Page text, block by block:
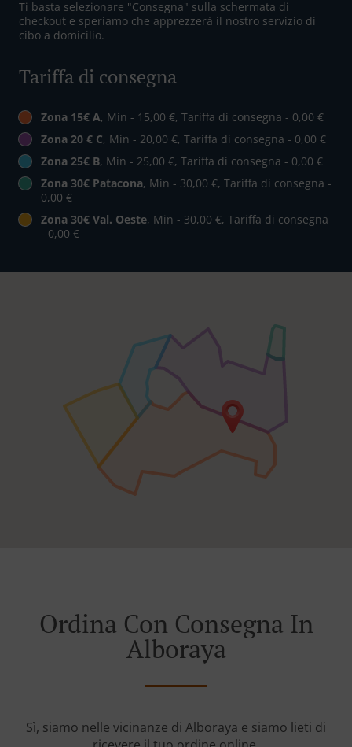
Ti basta selezionare "Consegna" sulla schermata di
checkout e speriamo che apprezzerà il nostro servizio di
cibo a domicilio.
Tariffa di consegna
Zona 15€ A, Min - 15,00 €, Tariffa di consegna - 0,00 €
Zona 20 € C, Min - 20,00 €, Tariffa di consegna - 0,00 €
Zona 25€ B, Min - 25,00 €, Tariffa di consegna - 0,00 €
Zona 30€ Patacona, Min - 30,00 €, Tariffa di consegna -
0,00 €
Zona 30€ Val. Oeste, Min - 30,00 €, Tariffa di consegna
- 0,00 €
Ordina Con Consegna In
Alboraya
Sì, siamo nelle vicinanze di Alboraya e siamo lieti di